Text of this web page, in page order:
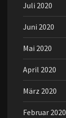
Juli 2020
Juni 2020
Mai 2020
April 2020
März 2020
Februar 2020